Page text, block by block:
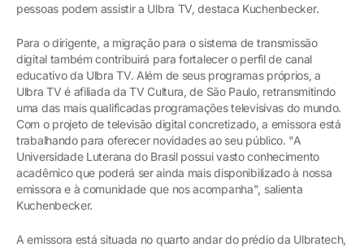
pessoas podem assistir a Ulbra TV, destaca Kuchenbecker.
Para o dirigente, a migração para o sistema de transmissão
digital também contribuirá para fortalecer o perfil de canal
educativo da Ulbra TV. Além de seus programas próprios, a
Ulbra TV é afiliada da TV Cultura, de São Paulo, retransmitindo
uma das mais qualificadas programações televisivas do mundo.
Com o projeto de televisão digital concretizado, a emissora está
trabalhando para oferecer novidades ao seu público. "A
Universidade Luterana do Brasil possui vasto conhecimento
acadêmico que poderá ser ainda mais disponibilizado à nossa
emissora e à comunidade que nos acompanha", salienta
Kuchenbecker.
A emissora está situada no quarto andar do prédio da Ulbratech,